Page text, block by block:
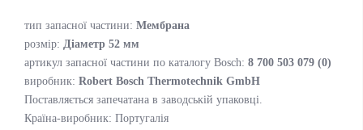
тип запасної частини: Мембрана
розмір: Діаметр 52 мм
артикул запасної частини по каталогу Bosch: 8 700 503 079 (0)
виробник: Robert Bosch Thermotechnik GmbH
Поставляється запечатана в заводській упаковці.
Країна-виробник: Португалія